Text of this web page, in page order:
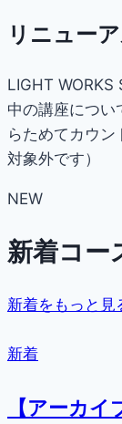
リニュー
LIGHT WORKS
中の講座につい
らためてカウ
対象外です）
NEW
新着コー
新着をもっと
新着
【アーカ